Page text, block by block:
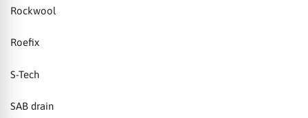
Rockwool
Roefix
S-Tech
SAB drain